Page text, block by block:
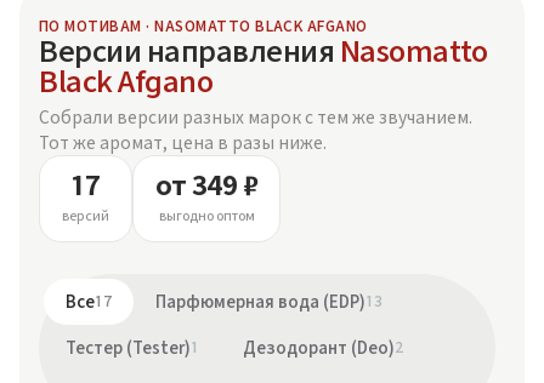
ПО МОТИВАМ · NASOMATTO BLACK AFGANO
Версии направления Nasomatto
Black Afgano
Собрали версии разных марок с тем же звучанием.
Тот же аромат, цена в разы ниже.
17
версий
от 349 ₽
выгодно оптом
Все17 Парфюмерная вода (EDP)13
Тестер (Tester)1 Дезодорант (Deo)2